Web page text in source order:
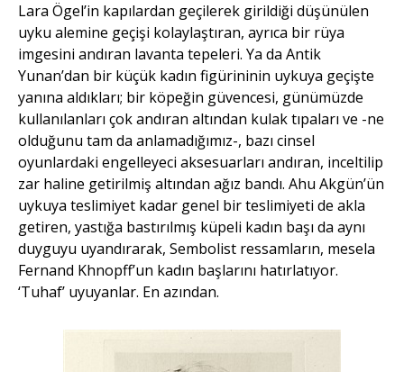
Lara Ögel’in kapılardan geçilerek girildiği düşünülen
uyku alemine geçişi kolaylaştıran, ayrıca bir rüya
imgesini andıran lavanta tepeleri. Ya da Antik
Yunan’dan bir küçük kadın figürininin uykuya geçişte
yanına aldıkları; bir köpeğin güvencesi, günümüzde
kullanılanları çok andıran altından kulak tıpaları ve -ne
olduğunu tam da anlamadığımız-, bazı cinsel
oyunlardaki engelleyeci aksesuarları andıran, inceltilip
zar haline getirilmiş altından ağız bandı. Ahu Akgün’ün
uykuya teslimiyet kadar genel bir teslimiyeti de akla
getiren, yastığa bastırılmış küpeli kadın başı da aynı
duyguyu uyandırarak, Sembolist ressamların, mesela
Fernand Khnopff’un kadın başlarını hatırlatıyor.
‘Tuhaf’ uyuyanlar. En azından.